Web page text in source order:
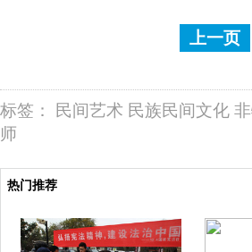
上一页
标签： 民间艺术 民族民间文化
师
热门推荐